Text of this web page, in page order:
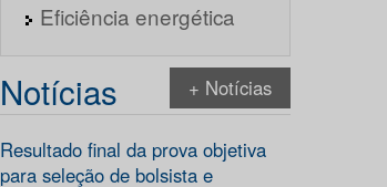
Eficiência energética
Notícias + Notícias
Resultado final da prova objetiva
para seleção de bolsista e